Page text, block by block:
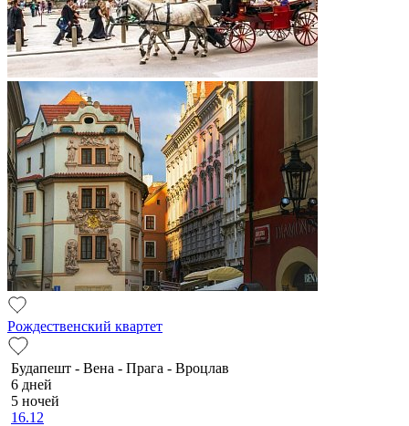
Рождественский квартет
Будапешт - Вена - Прага - Вроцлав
6 дней
5 ночей
16.12